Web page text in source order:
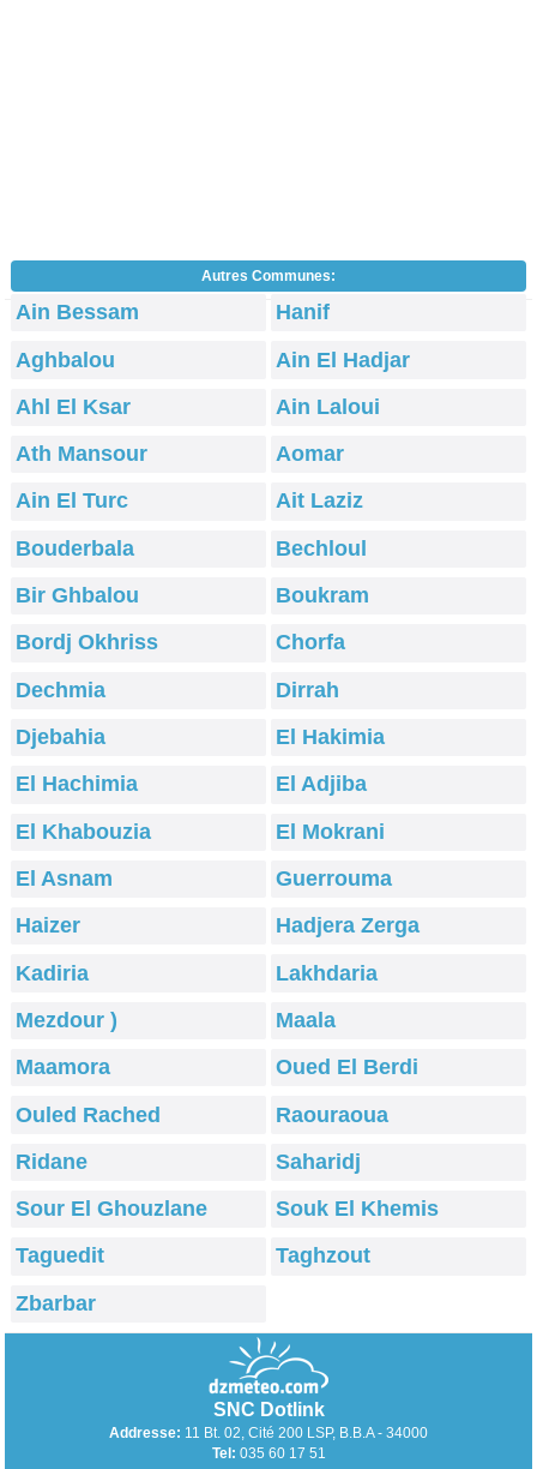
Autres Communes:
Ain Bessam
Hanif
Aghbalou
Ain El Hadjar
Ahl El Ksar
Ain Laloui
Ath Mansour
Aomar
Ain El Turc
Ait Laziz
Bouderbala
Bechloul
Bir Ghbalou
Boukram
Bordj Okhriss
Chorfa
Dechmia
Dirrah
Djebahia
El Hakimia
El Hachimia
El Adjiba
El Khabouzia
El Mokrani
El Asnam
Guerrouma
Haizer
Hadjera Zerga
Kadiria
Lakhdaria
Mezdour )
Maala
Maamora
Oued El Berdi
Ouled Rached
Raouraoua
Ridane
Saharidj
Sour El Ghouzlane
Souk El Khemis
Taguedit
Taghzout
Zbarbar
SNC Dotlink
Addresse: 11 Bt. 02, Cité 200 LSP, B.B.A - 34000
Tel: 035 60 17 51